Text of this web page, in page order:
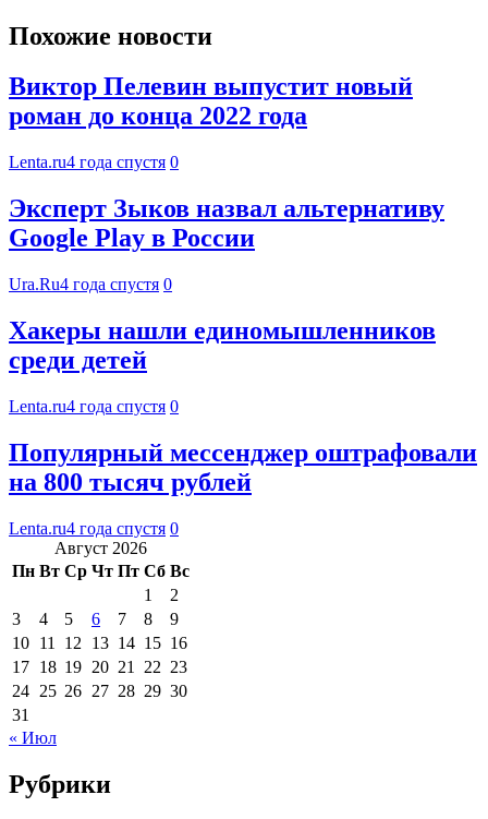
Похожие новости
Виктор Пелевин выпустит новый
роман до конца 2022 года
Lenta.ru4 года спустя 0
Эксперт Зыков назвал альтернативу
Google Play в России
Ura.Ru4 года спустя 0
Хакеры нашли единомышленников
среди детей
Lenta.ru4 года спустя 0
Популярный мессенджер оштрафовали
на 800 тысяч рублей
Lenta.ru4 года спустя 0
Август 2026
Пн Вт Ср Чт Пт Сб Вс
1
2
3
4 5 6 7 8
9
10 11 12 13 14 15 16
17 18 19 20 21 22 23
24 25 26 27 28 29 30
31
« Июл
Рубрики